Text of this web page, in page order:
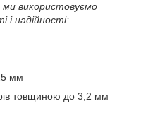
ми використовуємо
і надійності:
мм
товщиною до 3,2 мм